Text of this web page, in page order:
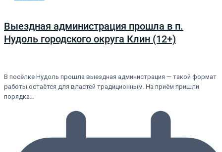
Выездная администрация прошла в п.
Нудоль городского округа Клин (12+)
В посёлке Нудоль прошла выездная администрация — такой формат
работы остаётся для властей традиционным. На приём пришли
порядка…